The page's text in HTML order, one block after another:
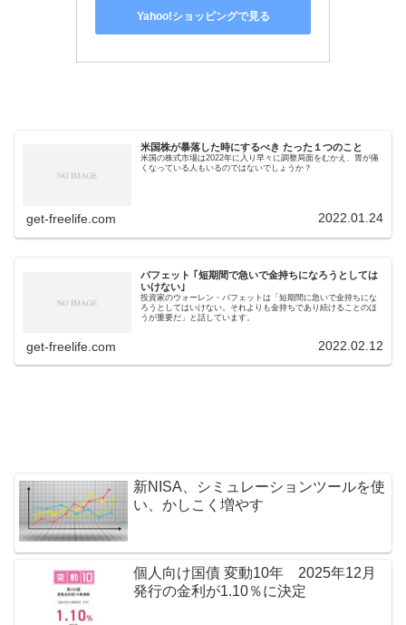
Yahoo!ショッピングで見る
米国株が暴落した時にするべき たった１つのこと
米国の株式市場は2022年に入り早々に調整局面をむかえ、胃が痛
くなっている人もいるのではないでしょうか？
get-freelife.com 2022.01.24
バフェット ｢短期間で急いで金持ちになろうとしては
いけない｣
投資家のウォーレン・バフェットは「短期間に急いで金持ちにな
ろうとしてはいけない。それよりも金持ちであり続けることのほ
うが重要だ」と話しています。
get-freelife.com 2022.02.12
新NISA、シミュレーションツールを使
い、かしこく増やす
個人向け国債 変動10年 2025年12月
発行の金利が1.10％に決定